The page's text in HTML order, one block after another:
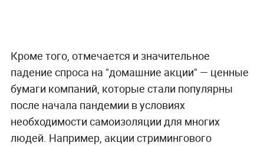
Кроме того, отмечается и значительное
падение спроса на "домашние акции" — ценные
бумаги компаний, которые стали популярны
после начала пандемии в условиях
необходимости самоизоляции для многих
людей. Например, акции стримингового